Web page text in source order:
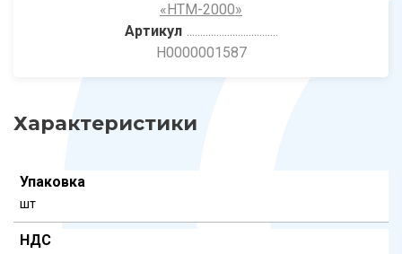
«НТМ-2000»
Артикул
Н0000001587
Характеристики
Упаковка
шт
НДС